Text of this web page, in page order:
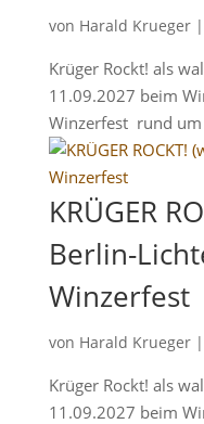
von Harald Krueger|
Krüger Rockt! als
11.09.2027 beim
Winzerfest rund
KRÜGER
Berlin-
Winzerfest
von Harald Krueger|
Krüger Rockt! als
11.09.2027 beim